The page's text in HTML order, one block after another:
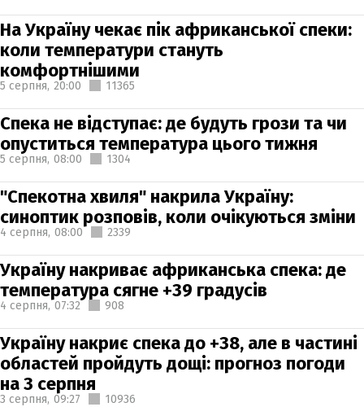
На Україну чекає пік африканської спеки:
коли температури стануть
комфортнішими
5 серпня, 20:00 11365
Спека не відступає: де будуть грози та чи
опуститься температура цього тижня
5 серпня, 08:00 1304
"Спекотна хвиля" накрила Україну:
синоптик розповів, коли очікуються зміни
4 серпня, 08:00 2339
Україну накриває африканська спека: де
температура сягне +39 градусів
4 серпня, 07:32 908
Україну накриє спека до +38, але в частині
областей пройдуть дощі: прогноз погоди
на 3 серпня
3 серпня, 09:27 10936